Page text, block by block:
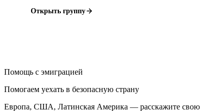
Открыть группу
Помощь с эмиграцией
Помогаем уехать в безопасную страну
Европа, США, Латинская Америка — расскажите